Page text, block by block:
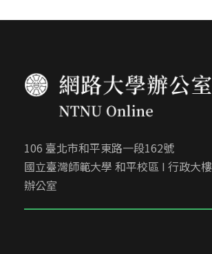
106 臺北市和平東路一段162號
國立臺灣師範大學 和平校區 I 行政大
辦公室